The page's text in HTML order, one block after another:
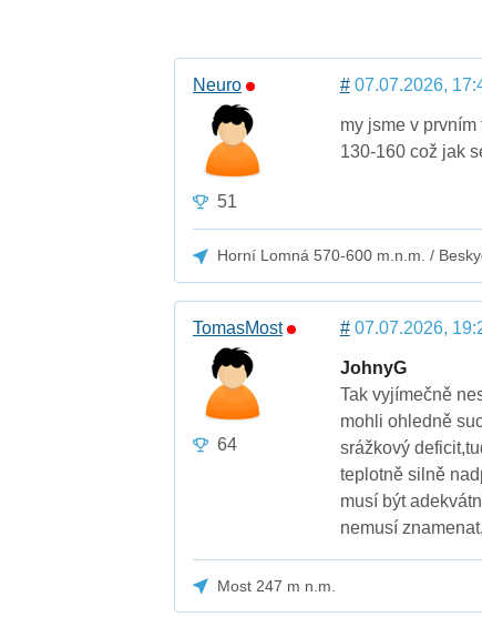
Neuro
51
#07.07.2026,
my jsme v
130-160 což jak
Horní Lomná 570-600 m.n.m. /
TomasMost
64
#07.07.2026,
JohnyG
Tak vyjímečně
mohli ohledně
srážkový
teplotně silně
musí být
nemusí
Most 247 m n.m.